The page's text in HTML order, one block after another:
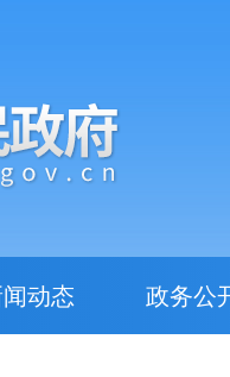
动态 政务公